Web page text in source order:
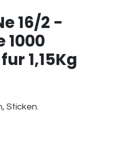
16/2 -
1000
1,15Kg
Sticken.